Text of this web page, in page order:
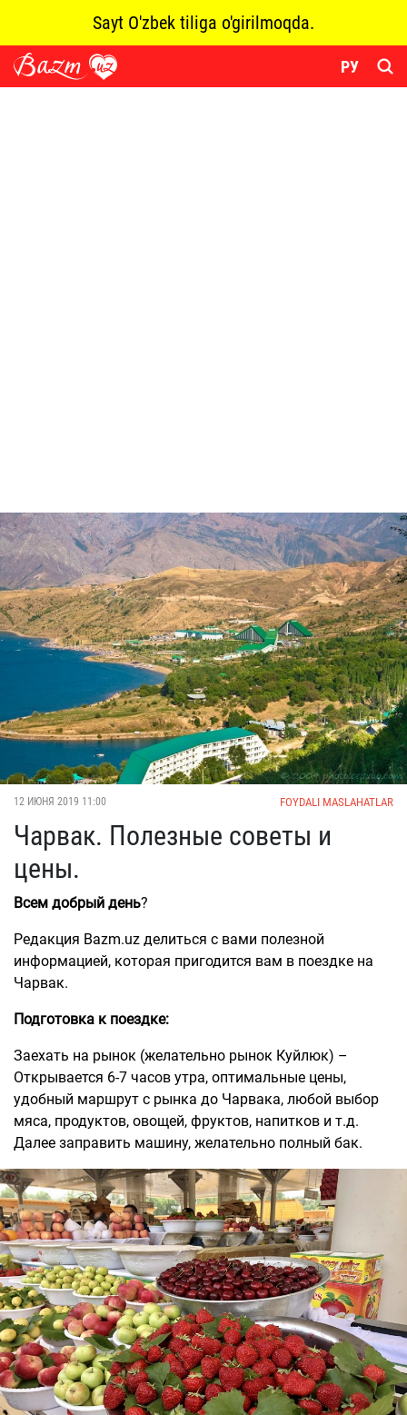
Sayt O'zbek tiliga o'girilmoqda.
РУ
12 ИЮНЯ 2019 11:00 FOYDALI MASLAHATLAR
Чарвак. Полезные советы и
цены.
Всем добрый день?
Редакция Bazm.uz делиться с вами полезной
информацией, которая пригодится вам в поездке на
Чарвак.
Подготовка к поездке:
Заехать на рынок (желательно рынок Куйлюк) –
Открывается 6-7 часов утра, оптимальные цены,
удобный маршрут с рынка до Чарвака, любой выбор
мяса, продуктов, овощей, фруктов, напитков и т.д.
Далее заправить машину, желательно полный бак.